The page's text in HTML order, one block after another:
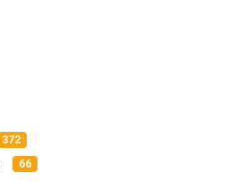
372
66